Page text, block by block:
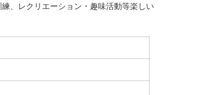
、レクリエーション・趣味活動等楽しい